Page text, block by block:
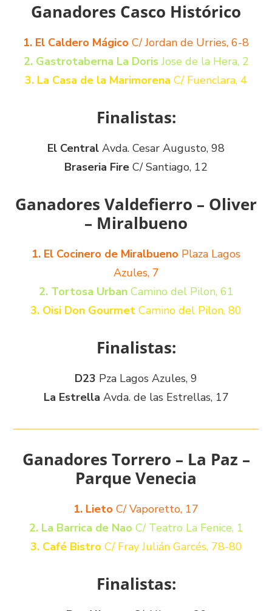
Ganadores Casco Histórico
1. El Caldero Mágico C/ Jordan de Urries, 6-8
2. Gastrotaberna La DorisJose de la Hera, 2
3. La Casa de la Marimorena C/ Fuenclara, 4
Finalistas:
El Central Avda. Cesar Augusto, 98
Braseria Fire C/ Santiago, 12
Ganadores Valdefierro – Oliver
– Miralbueno
1. El Cocinero de Miralbueno Plaza Lagos
Azules, 7
2. Tortosa UrbanCamino del Pilon, 61
3. Oisi Don Gourmet Camino del Pilon, 80
Finalistas:
D23 Pza Lagos Azules, 9
La Estrella Avda. de las Estrellas, 17
Ganadores Torrero – La Paz –
Parque Venecia
1. Lieto C/ Vaporetto, 17
2. La Barrica de Nao C/ Teatro La Fenice, 1
3. Café Bistro C/ Fray Julián Garcés, 78-80
Finalistas: